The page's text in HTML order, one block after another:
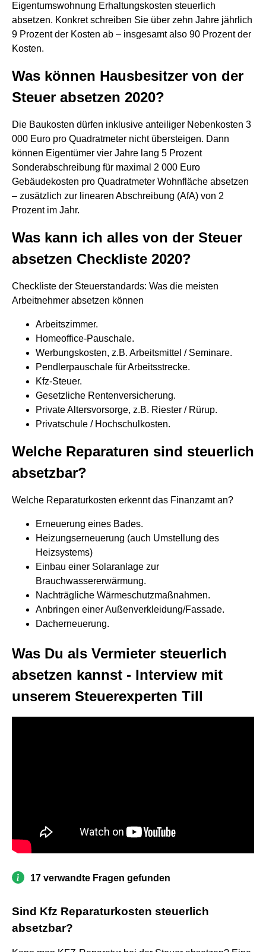
Eigentumswohnung Erhaltungskosten steuerlich
absetzen. Konkret schreiben Sie über zehn Jahre jährlich
9 Prozent der Kosten ab – insgesamt also 90 Prozent der
Kosten.
Was können Hausbesitzer von der
Steuer absetzen 2020?
Die Baukosten dürfen inklusive anteiliger Nebenkosten 3
000 Euro pro Quadratmeter nicht übersteigen. Dann
können Eigentümer vier Jahre lang 5 Prozent
Sonderabschreibung für maximal 2 000 Euro
Gebäudekosten pro Quadratmeter Wohnfläche absetzen
– zusätzlich zur linearen Abschreibung (AfA) von 2
Prozent im Jahr.
Was kann ich alles von der Steuer
absetzen Checkliste 2020?
Checkliste der Steuerstandards: Was die meisten
Arbeitnehmer absetzen können
Arbeitszimmer.
Homeoffice-Pauschale.
Werbungskosten, z.B. Arbeitsmittel / Seminare.
Pendlerpauschale für Arbeitsstrecke.
Kfz-Steuer.
Gesetzliche Rentenversicherung.
Private Altersvorsorge, z.B. Riester / Rürup.
Privatschule / Hochschulkosten.
Welche Reparaturen sind steuerlich
absetzbar?
Welche Reparaturkosten erkennt das Finanzamt an?
Erneuerung eines Bades.
Heizungserneuerung (auch Umstellung des
Heizsystems)
Einbau einer Solaranlage zur
Brauchwassererwärmung.
Nachträgliche Wärmeschutzmaßnahmen.
Anbringen einer Außenverkleidung/Fassade.
Dacherneuerung.
Was Du als Vermieter steuerlich
absetzen kannst - Interview mit
unserem Steuerexperten Till
17 verwandte Fragen gefunden
Sind Kfz Reparaturkosten steuerlich
absetzbar?